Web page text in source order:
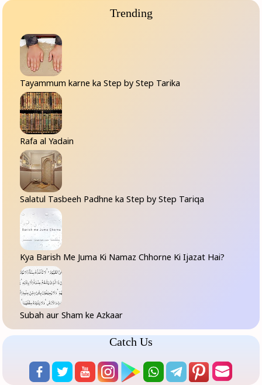
Trending
Tayammum karne ka Step by Step Tarika
Rafa al Yadain
Salatul Tasbeeh Padhne ka Step by Step Tariqa
Kya Barish Me Juma Ki Namaz Chhorne Ki Ijazat Hai?
Subah aur Sham ke Azkaar
Catch Us